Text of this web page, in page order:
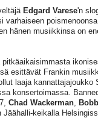
Edgard Varese'n
hänen musiikkinsa on
esittävät Frankin
laaja kannattajajoukko
konsertoimassa.
Chad Wackerman,
keikalla